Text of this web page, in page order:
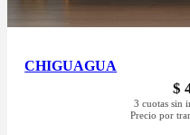
CHIGUAGUA
$
3 cuotas sin
Precio por